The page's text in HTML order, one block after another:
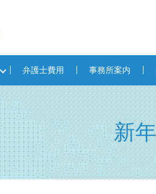
弁護士費用 事務所案内
新年